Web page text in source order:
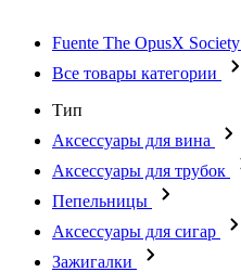
Fuente The OpusX Society
Все товары категории
Тип
Аксессуары для вина
Аксессуары для трубок
Пепельницы
Аксессуары для сигар
Зажигалки